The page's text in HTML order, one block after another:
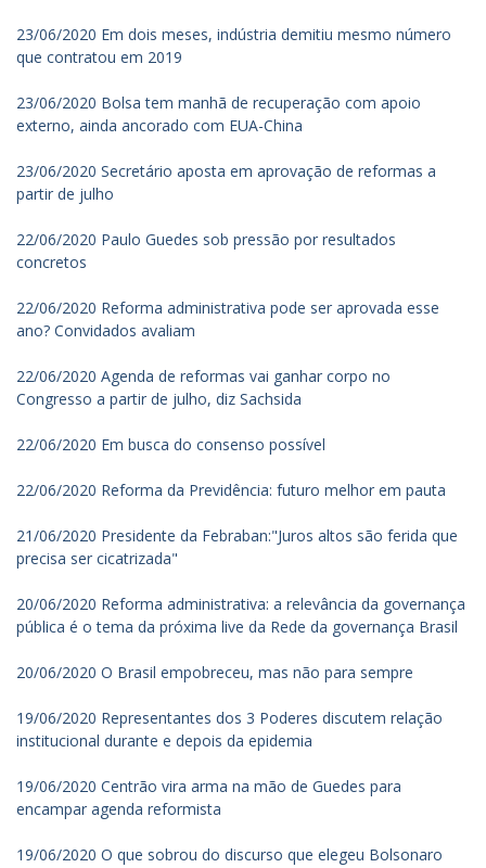
23/06/2020 Em dois meses, indústria demitiu mesmo número
que contratou em 2019
23/06/2020 Bolsa tem manhã de recuperação com apoio
externo, ainda ancorado com EUA-China
23/06/2020 Secretário aposta em aprovação de reformas a
partir de julho
22/06/2020 Paulo Guedes sob pressão por resultados
concretos
22/06/2020 Reforma administrativa pode ser aprovada esse
ano? Convidados avaliam
22/06/2020 Agenda de reformas vai ganhar corpo no
Congresso a partir de julho, diz Sachsida
22/06/2020 Em busca do consenso possível
22/06/2020 Reforma da Previdência: futuro melhor em pauta
21/06/2020 Presidente da Febraban:"Juros altos são ferida que
precisa ser cicatrizada"
20/06/2020 Reforma administrativa: a relevância da governança
pública é o tema da próxima live da Rede da governança Brasil
20/06/2020 O Brasil empobreceu, mas não para sempre
19/06/2020 Representantes dos 3 Poderes discutem relação
institucional durante e depois da epidemia
19/06/2020 Centrão vira arma na mão de Guedes para
encampar agenda reformista
19/06/2020 O que sobrou do discurso que elegeu Bolsonaro